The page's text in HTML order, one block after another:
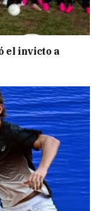
el invicto a